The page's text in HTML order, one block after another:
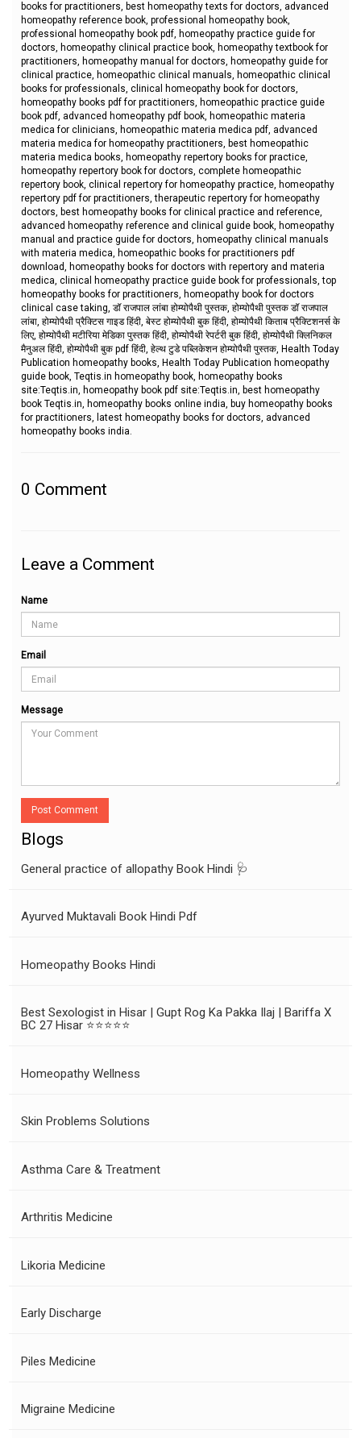
books for practitioners, best homeopathy texts for doctors, advanced
homeopathy reference book, professional homeopathy book,
professional homeopathy book pdf, homeopathy practice guide for
doctors, homeopathy clinical practice book, homeopathy textbook for
practitioners, homeopathy manual for doctors, homeopathy guide for
clinical practice, homeopathic clinical manuals, homeopathic clinical
books for professionals, clinical homeopathy book for doctors,
homeopathy books pdf for practitioners, homeopathic practice guide
book pdf, advanced homeopathy pdf book, homeopathic materia
medica for clinicians, homeopathic materia medica pdf, advanced
materia medica for homeopathy practitioners, best homeopathic
materia medica books, homeopathy repertory books for practice,
homeopathy repertory book for doctors, complete homeopathic
repertory book, clinical repertory for homeopathy practice, homeopathy
repertory pdf for practitioners, therapeutic repertory for homeopathy
doctors, best homeopathy books for clinical practice and reference,
advanced homeopathy reference and clinical guide book, homeopathy
manual and practice guide for doctors, homeopathy clinical manuals
with materia medica, homeopathic books for practitioners pdf
download, homeopathy books for doctors with repertory and materia
medica, clinical homeopathy practice guide book for professionals, top
homeopathy books for practitioners, homeopathy book for doctors
clinical case taking, डॉ राजपाल लांबा होम्योपैथी पुस्तक, होम्योपैथी पुस्तक डॉ राजपाल
लांबा, होम्योपैथी प्रैक्टिस गाइड हिंदी, बेस्ट होम्योपैथी बुक हिंदी, होम्योपैथी किताब प्रैक्टिशनर्स के
लिए, होम्योपैथी मटीरिया मेडिका पुस्तक हिंदी, होम्योपैथी रेपर्टरी बुक हिंदी, होम्योपैथी क्लिनिकल
मैनुअल हिंदी, होम्योपैथी बुक pdf हिंदी, हेल्थ टुडे पब्लिकेशन होम्योपैथी पुस्तक, Health Today
Publication homeopathy books, Health Today Publication homeopathy
guide book, Teqtis.in homeopathy book, homeopathy books
site:Teqtis.in, homeopathy book pdf site:Teqtis.in, best homeopathy
book Teqtis.in, homeopathy books online india, buy homeopathy books
for practitioners, latest homeopathy books for doctors, advanced
homeopathy books india.
0 Comment
Leave a Comment
Name
Email
Message
Post Comment
Blogs
General practice of allopathy Book Hindi 🩺
Ayurved Muktavali Book Hindi Pdf
Homeopathy Books Hindi
Best Sexologist in Hisar | Gupt Rog Ka Pakka Ilaj | Bariffa X
BC 27 Hisar ⭐⭐⭐⭐⭐
Homeopathy Wellness
Skin Problems Solutions
Asthma Care & Treatment
Arthritis Medicine
Likoria Medicine
Early Discharge
Piles Medicine
Migraine Medicine